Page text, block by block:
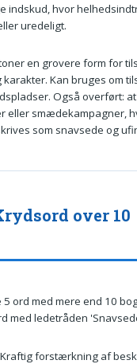
indskud, hvor
uredeligt.
en grovere form for
Kan bruges om
Også overført:
eller smædekampagner,
som snavsede og
over 10
ord med mere end 10
med ledetråden
forstærkning af